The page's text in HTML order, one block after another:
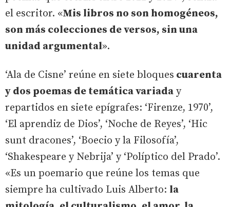
el escritor. «Mis libros no son homogéneos,
son más colecciones de versos, sin una
unidad argumental».
‘Ala de Cisne’ reúne en siete bloques cuarenta
y dos poemas de temática variada y
repartidos en siete epígrafes: ‘Firenze, 1970’,
‘El aprendiz de Dios’, ‘Noche de Reyes’, ‘Hic
sunt dracones’, ‘Boecio y la Filosofía’,
‘Shakespeare y Nebrija’ y ‘Políptico del Prado’.
«Es un poemario que reúne los temas que
siempre ha cultivado Luis Alberto: la